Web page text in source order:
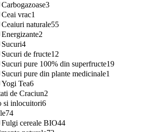
Carbogazoase3
Ceai vrac1
Ceaiuri naturale55
Energizante2
Sucuri4
Sucuri de fructe12
Sucuri pure 100% din superfructe19
Sucuri pure din plante medicinale1
Yogi Tea6
de Craciun2
si inlocuitori6
74
Fulgi cereale BIO44